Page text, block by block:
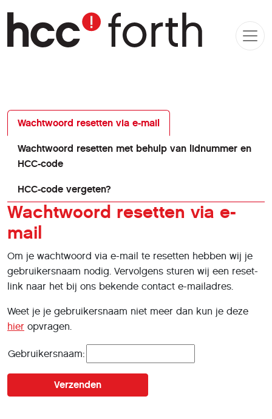
Wachtwoord resetten via e-mail
Wachtwoord resetten met behulp van lidnummer en
HCC-code
HCC-code vergeten?
Wachtwoord resetten via e-
mail
Om je wachtwoord via e-mail te resetten hebben wij je
gebruikersnaam nodig. Vervolgens sturen wij een reset-
link naar het bij ons bekende contact e-mailadres.
Weet je je gebruikersnaam niet meer dan kun je deze
hier opvragen.
Gebruikersnaam: